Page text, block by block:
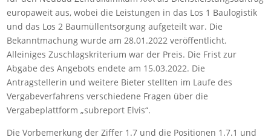
europaweit aus, wobei die Leistungen in das Los 1 Baulogistik
und das Los 2 Baumüllentsorgung aufgeteilt war. Die
Bekanntmachung wurde am 28.01.2022 veröffentlicht.
Alleiniges Zuschlagskriterium war der Preis. Die Frist zur
Abgabe des Angebots endete am 15.03.2022. Die
Antragstellerin und weitere Bieter stellten im Laufe des
Vergabeverfahrens verschiedene Fragen über die
Vergabeplattform „subreport Elvis“.
Die Vorbemerkung der Ziffer 1.7 und die Positionen 1.7.1 und